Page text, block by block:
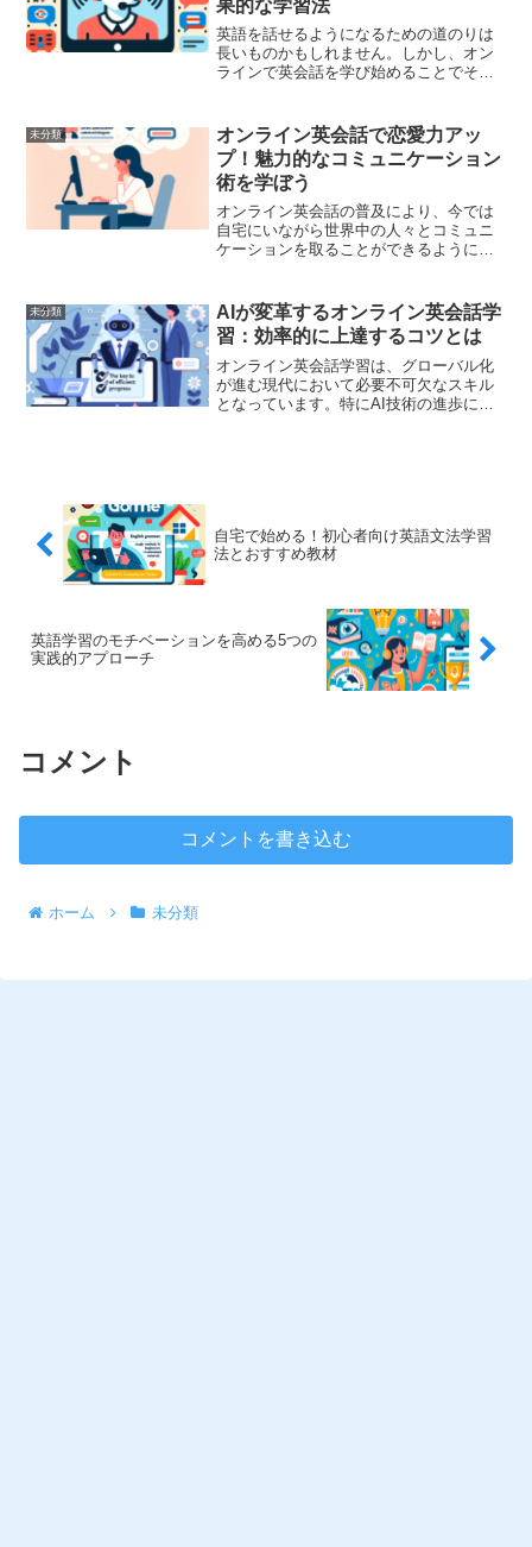
果的な学習法
英語を話せるようになるための道のりは
長いものかもしれません。しかし、オン
ラインで英会話を学び始めることでその
心者におすすめのオンライン英会話プラ
ットフォームと、効果的に...
未分類
オンライン英会話で恋愛力アッ
プ！魅力的なコミュニケーション
術を学ぼう
オンライン英会話の普及により、今では
自宅にいながら世界中の人々とコミュニ
ケーションを取ることができるようにな
なく、恋愛力もアップさせることができ
るのをご存知でしょうか？...
未分類
AIが変革するオンライン英会話学
習：効率的に上達するコツとは
オンライン英会話学習は、グローバル化
が進む現代において必要不可欠なスキル
となっています。特にAI技術の進歩によ
自宅で始める！初心者向け英語文法学習
法とおすすめ教材
英語学習のモチベーションを高める5つの
実践的アプローチ
コメント
コメントを書き込む
ホーム 未分類